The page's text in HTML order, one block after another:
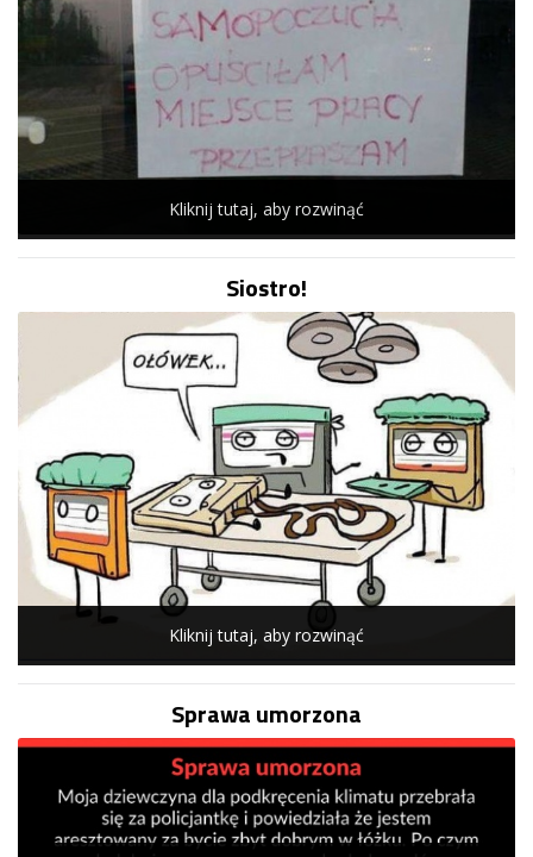
Kliknij tutaj, aby rozwinąć
Siostro!
Kliknij tutaj, aby rozwinąć
Sprawa umorzona